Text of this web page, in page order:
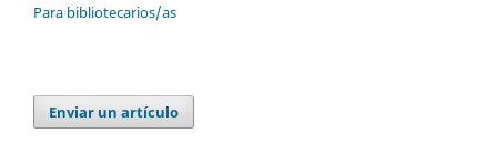
Para bibliotecarios/as
Enviar un artículo